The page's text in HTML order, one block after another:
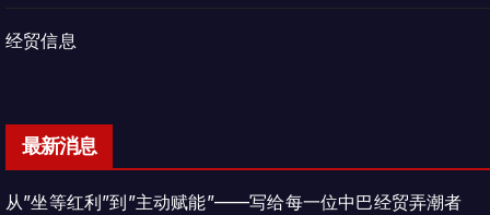
经贸信息
最新消息
从”坐等红利”到”主动赋能”——写给每一位中巴经贸弄潮者